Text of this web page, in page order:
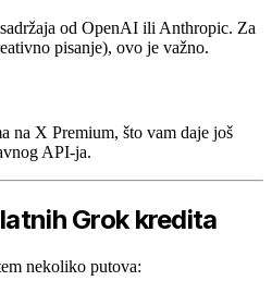
od OpenAI ili Anthropic. Za
pisanje), ovo je važno.
na X Premium, što vam daje još
API-ja.
Grok kredita
nekoliko putova: